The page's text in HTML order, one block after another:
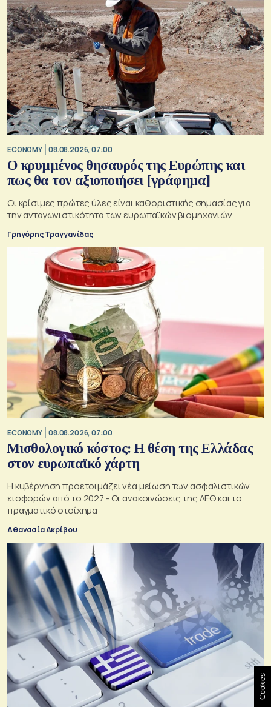
ECONOMY 08.08.2026, 07:00
Ο κρυμμένος θησαυρός της Ευρώπης και
πως θα τον αξιοποιήσει [γράφημα]
Οι κρίσιμες πρώτες ύλες είναι καθοριστικής σημασίας για
την ανταγωνιστικότητα των ευρωπαϊκών βιομηχανιών
Γρηγόρης Τραγγανίδας
ECONOMY 08.08.2026, 07:00
Μισθολογικό κόστος: Η θέση της Ελλάδας
στον ευρωπαϊκό χάρτη
Η κυβέρνηση προετοιμάζει νέα μείωση των ασφαλιστικών
εισφορών από το 2027 - Οι ανακοινώσεις της ΔΕΘ και το
πραγματικό στοίχημα
Αθανασία Ακρίβου
Cookies